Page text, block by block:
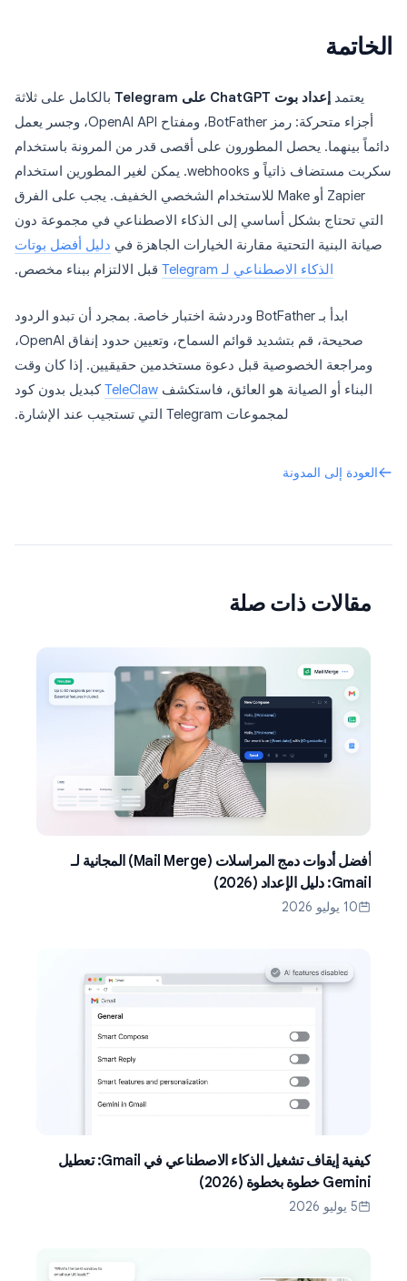
الخاتمة
يعتمد إعداد بوت ChatGPT على Telegram
بالكامل على ثلاثة
أجزاء متحركة: رمز BotFather، ومفتاح OpenAI API، وجسر يعمل
دائماً بينهما. يحصل المطورون على أقصى قدر من المرونة باستخدام
سكربت مستضاف ذاتياً و webhooks. يمكن لغير المطورين استخدام
Zapier أو Make للاستخدام الشخصي الخفيف. يجب على الفرق
التي تحتاج بشكل أساسي إلى الذكاء الاصطناعي في مجموعة دون
صيانة البنية التحتية مقارنة الخيارات الجاهزة في دليل أفضل بوتات
الذكاء الاصطناعي لـ Telegram
قبل الالتزام ببناء مخصص.
ابدأ بـ BotFather ودردشة اختبار خاصة. بمجرد أن تبدو الردود
صحيحة، قم بتشديد قوائم السماح، وتعيين حدود إنفاق OpenAI،
ومراجعة الخصوصية قبل دعوة مستخدمين حقيقيين. إذا كان وقت
البناء أو الصيانة هو العائق، فاستكشف TeleClawكبديل بدون كود
لمجموعات Telegram التي تستجيب عند الإشارة.
العودة إلى المدونة
مقالات ذات صلة
أفضل أدوات دمج المراسلات (Mail Merge) المجانية لـ
Gmail: دليل الإعداد (2026)
10 يوليو 2026
كيفية إيقاف تشغيل الذكاء الاصطناعي في Gmail: تعطيل
Gemini خطوة بخطوة (2026)
5 يوليو 2026